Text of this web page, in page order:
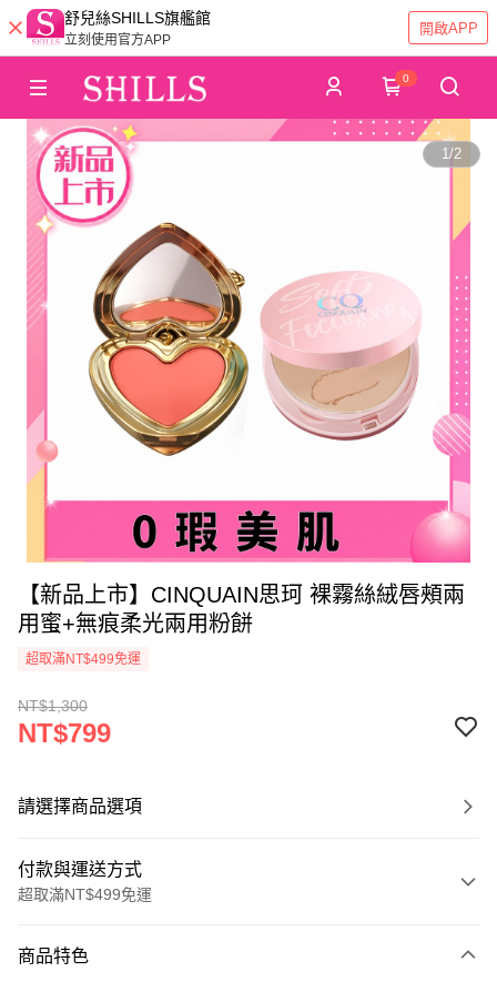
舒兒絲SHILLS旗艦館
立刻使用官方APP
開啟APP
0
1/2
【新品上市】CINQUAIN思珂 裸霧絲絨唇頰兩
用蜜+無痕柔光兩用粉餅
超取滿NT$499免運
NT$1,300
NT$799
請選擇商品選項
付款與運送方式
超取滿NT$499免運
信用卡一次付款
商品特色